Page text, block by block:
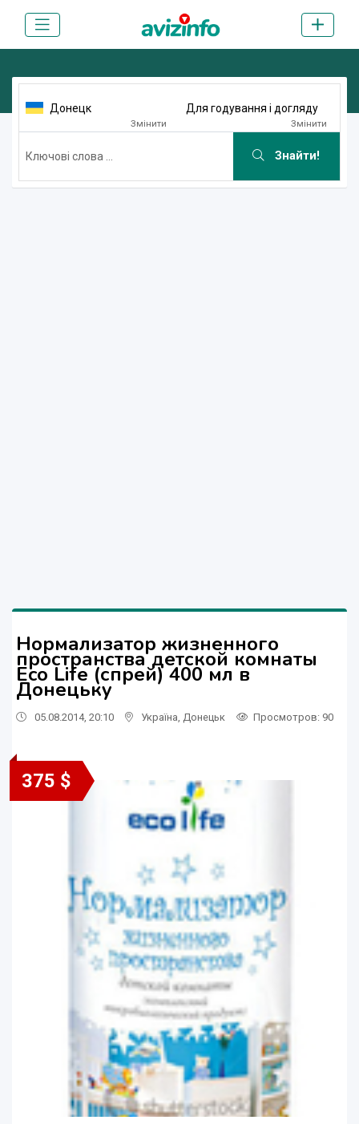
Донецк
Змінити
Для годування і догляду
Змінити
Знайти!
Нормализатор жизненного
пространства детской комнаты
Eco Life (спрей) 400 мл в
Донецьку
05.08.2014, 20:10 Україна Донецьк Просмотров: 90
375 $